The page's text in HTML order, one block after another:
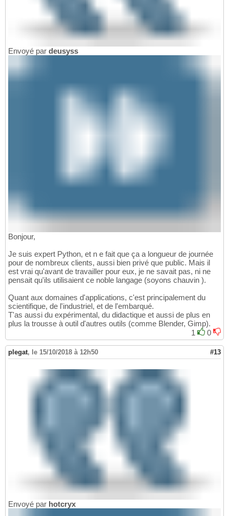
Envoyé par deusyss
Bonjour,
Je suis expert Python, et n e fait que ça a longueur de journée
pour de nombreux clients, aussi bien privé que public. Mais il
est vrai qu'avant de travailler pour eux, je ne savait pas, ni ne
pensait qu'ils utilisaient ce noble langage (soyons chauvin ).
Quant aux domaines d'applications, c'est principalement du
scientifique, de l'industriel, et de l'embarqué.
T'as aussi du expérimental, du didactique et aussi de plus en
plus la trousse à outil d'autres outils (comme Blender, Gimp).
1
0
plegat, le 15/10/2018 à 12h50 #13
Envoyé par hotcryx